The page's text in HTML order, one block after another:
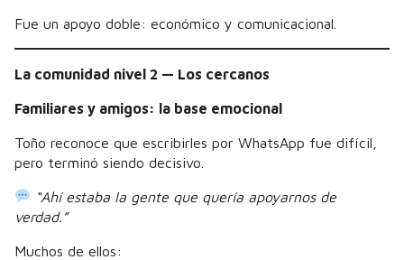
Fue un apoyo doble: económico y comunicacional.
La comunidad nivel 2 — Los cercanos
Familiares y amigos: la base emocional
Toño reconoce que escribirles por WhatsApp fue difícil,
pero terminó siendo decisivo.
“Ahí estaba la gente que quería apoyarnos de
verdad.”
Muchos de ellos: